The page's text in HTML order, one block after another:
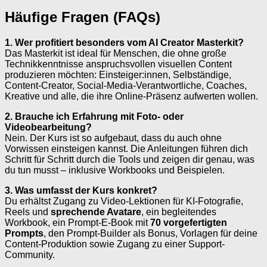
Häufige Fragen (FAQs)
1. Wer profitiert besonders vom AI Creator Masterkit?
Das Masterkit ist ideal für Menschen, die ohne große
Technikkenntnisse anspruchsvollen visuellen Content
produzieren möchten: Einsteiger:innen, Selbständige,
Content-Creator, Social-Media-Verantwortliche, Coaches,
Kreative und alle, die ihre Online-Präsenz aufwerten wollen.
2. Brauche ich Erfahrung mit Foto- oder
Videobearbeitung?
Nein. Der Kurs ist so aufgebaut, dass du auch ohne
Vorwissen einsteigen kannst. Die Anleitungen führen dich
Schritt für Schritt durch die Tools und zeigen dir genau, was
du tun musst – inklusive Workbooks und Beispielen.
3. Was umfasst der Kurs konkret?
Du erhältst Zugang zu Video-Lektionen für KI-Fotografie,
Reels und sprechende Avatare, ein begleitendes
Workbook, ein Prompt-E-Book mit70 vorgefertigten
Prompts, den Prompt-Builder als Bonus, Vorlagen für deine
Content-Produktion sowie Zugang zu einer Support-
Community.